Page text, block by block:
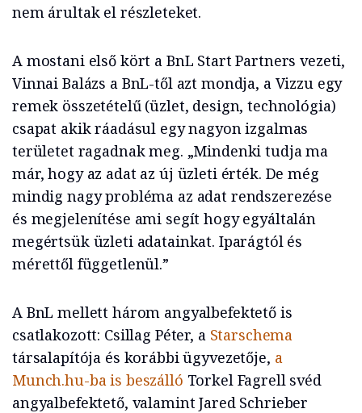
nem árultak el részleteket.
A mostani első kört a BnL Start Partners vezeti,
Vinnai Balázs a BnL-től azt mondja, a Vizzu egy
remek összetételű (üzlet, design, technológia)
csapat akik ráadásul egy nagyon izgalmas
területet ragadnak meg. „Mindenki tudja ma
már, hogy az adat az új üzleti érték. De még
mindig nagy probléma az adat rendszerezése
és megjelenítése ami segít hogy egyáltalán
megértsük üzleti adatainkat. Iparágtól és
mérettől függetlenül.”
A BnL mellett három angyalbefektető is
csatlakozott: Csillag Péter, a Starschema
társalapítója és korábbi ügyvezetője, a
Munch.hu-ba is beszálló Torkel Fagrell svéd
angyalbefektető, valamint Jared Schrieber